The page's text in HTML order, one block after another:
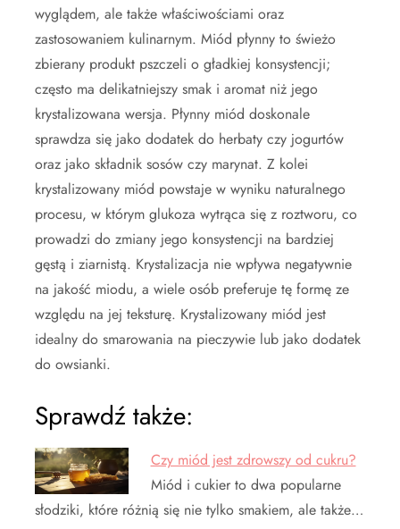
wyglądem, ale także właściwościami oraz
zastosowaniem kulinarnym. Miód płynny to świeżo
zbierany produkt pszczeli o gładkiej konsystencji;
często ma delikatniejszy smak i aromat niż jego
krystalizowana wersja. Płynny miód doskonale
sprawdza się jako dodatek do herbaty czy jogurtów
oraz jako składnik sosów czy marynat. Z kolei
krystalizowany miód powstaje w wyniku naturalnego
procesu, w którym glukoza wytrąca się z roztworu, co
prowadzi do zmiany jego konsystencji na bardziej
gęstą i ziarnistą. Krystalizacja nie wpływa negatywnie
na jakość miodu, a wiele osób preferuje tę formę ze
względu na jej teksturę. Krystalizowany miód jest
idealny do smarowania na pieczywie lub jako dodatek
do owsianki.
Sprawdź także:
Czy miód jest zdrowszy od cukru?
Miód i cukier to dwa popularne
słodziki, które różnią się nie tylko smakiem, ale także…